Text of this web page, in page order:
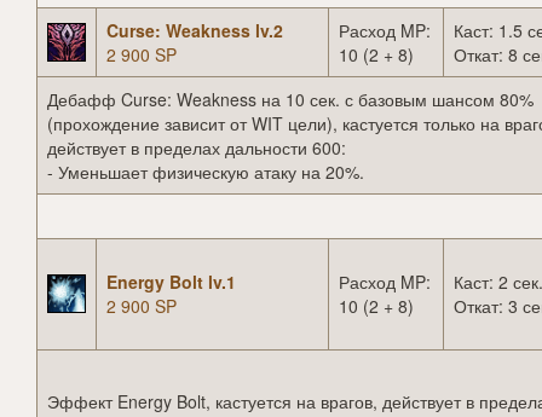
Curse: Weakness lv.2
2 900 SP
Расход MP:
10 (2 + 8)
Каст: 1.5
Откат: 8
Дебафф Curse: Weakness на 10 сек. с базовым шансом 80%
(прохождение зависит от WIT цели), кастуется только на
действует в пределах дальности 600:
- Уменьшает физическую атаку на 20%.
Energy Bolt lv.1
2 900 SP
Расход MP:
10 (2 + 8)
Каст: 2 сек.
Откат: 3
Эффект Energy Bolt, кастуется на врагов, действует в